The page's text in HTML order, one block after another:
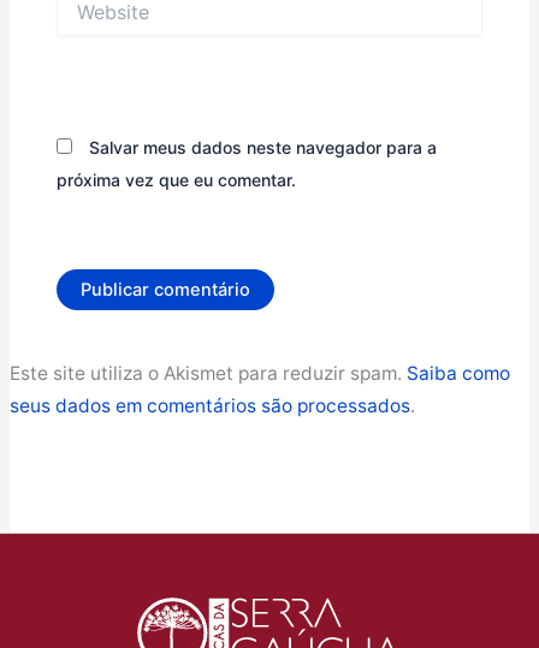
Salvar meus dados neste navegador para a
próxima vez que eu comentar.
Este site utiliza o Akismet para reduzir spam. Saiba como
seus dados em comentários são processados.